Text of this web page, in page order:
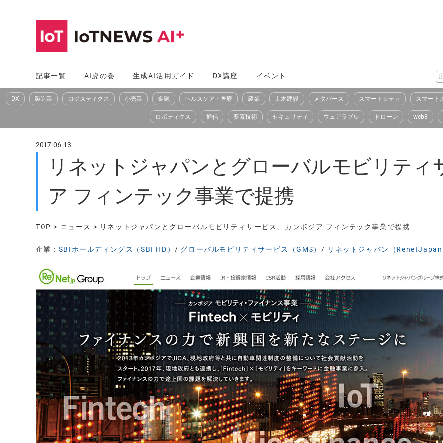
へ
ス
記事一覧 AI虎の巻 生成AI活用ガイド DX講座 イベント
DX 製造業 ロジスティクス 小売業 金融 ヘルスケア・医療 農業 土木建設 メタバース スマートシティ スマート
ロボティクス 通信 要素技術 セキュリティ ウェアラブル ドローン web3
2017-06-13
リネットジャパンとグローバルモビリティ
ア フィンテック事業で提携
TOP > ニュース > リネットジャパンとグローバルモビリティサービス、カンボジア フィンテック事業で提携
企業： SBIホールディングス（SBI HD） / グローバルモビリティサービス（GMS） / リネットジャパン（